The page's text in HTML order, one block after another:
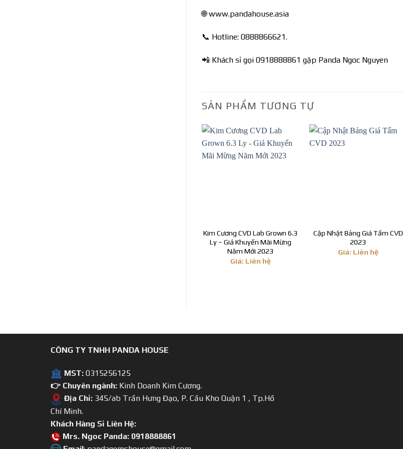
🌐 www.pandahouse.asia
📞 Hotline: 0888866621.
📲 Khách sỉ gọi 0918888861 gặp Panda Ngoc Nguyen
SẢN PHẨM TƯƠNG TỰ
Kim Cương CVD Lab Grown 6.3
Ly – Giá Khuyến Mãi Mừng
Năm Mới 2023
Giá: Liên hệ
Cập Nhật Bảng Giá Tấm CVD
2023
Giá: Liên hệ
CÔNG TY TNHH PANDA HOUSE
MST: 0315256125
👉 Chuyên ngành: Kinh Doanh Kim Cương.
Địa Chỉ:345/ab Trần Hưng Đạo, P. Cầu Kho Quận 1 , Tp.Hồ
Chí Minh.
Khách Hàng Sỉ Liên Hệ:
Mrs. Ngoc Panda: 0918888861